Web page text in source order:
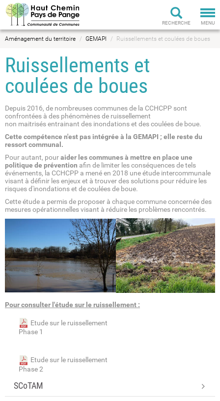
MENU
RECHERCHE
Aménagement du territoire GEMAPI Ruissellements et coulées de boues
Ruissellements et
coulées de boues
Depuis 2016, de nombreuses communes de la CCHCPP sont
confrontées à des phénomènes de ruissellement
non maitrisés entrainant des inondations et des coulées de boue.
Cette compétence n'est pas intégrée à la GEMAPI ; elle reste du
ressort communal.
Pour autant, pouraider les communes à mettre en place une
politique de prévention afin de limiter les conséquences de tels
événements, la CCHCPP a mené en 2018 une étude intercommunale
visant à définir les enjeux et à trouver des solutions pour réduire les
risques d'inondations et de coulées de boue.
Cette étude a permis de proposer à chaque commune concernée des
mesures opérationnelles visant à réduire les problèmes rencontrés.
Pour consulter l'étude sur le ruissellement :
Etude sur le ruissellement
Phase 1
Etude sur le ruissellement
Phase 2
SCoTAM